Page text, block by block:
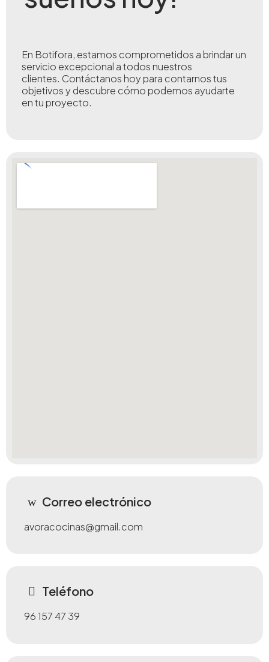
En Botifora, estamos comprometidos a brindar un
servicio excepcional a todos nuestros
clientes. Contáctanos hoy para contarnos tus
objetivos y descubre cómo podemos ayudarte
en tu proyecto.
Correo electrónico
avoracocinas@gmail.com
Teléfono
96 157 47 39